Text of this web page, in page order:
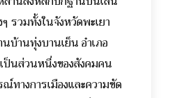
รวมทั้งในจังหวัดพะเยา
บ้านทุ่งบานเย็น อำเภอ
ป็นส่วนหนึ่งของสังคมคน
ทางการเมืองและความขัด